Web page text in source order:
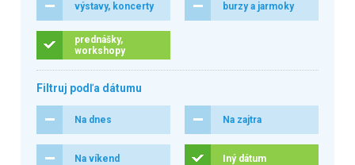
výstavy, koncerty burzy a jarmoky
prednášky,
workshopy
Filtruj podľa dátumu
Na dnes Na zajtra
Na víkend Iný dátum